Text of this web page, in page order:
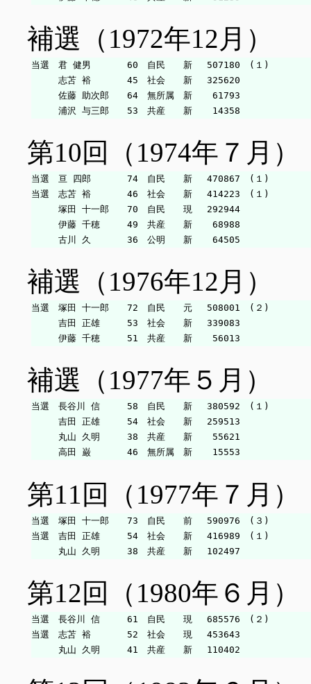
補選（1972年12月）
当選　君 健男　　　　60　自民　　新　 507180　(１)
志苫 裕　　　　45　社会　　新　 325620
佐藤 助次郎　　64　無所属　新　  61793
第10回（1974年７月）
当選　亘 四郎　　　　74　自民　　新　 470867　(１)
当選　志苫 裕　　　　46　社会　　新　 414223　(１)
塚田 十一郎　　70　自民　　現　 292944
伊藤 千穂　　　49　共産　　新　  68988
補選（1976年12月）
当選　塚田 十一郎　　72　自民　　元　 508001　(２)
吉田 正雄　　　53　社会　　新　 339083
補選（1977年５月）
当選　長谷川 信　　　58　自民　　新　 380592　(１)
吉田 正雄　　　54　社会　　新　 259513
丸山 久明　　　38　共産　　新　  55621
第11回（1977年７月）
当選　塚田 十一郎　　73　自民　　前　 590976　(３)
当選　吉田 正雄　　　54　社会　　新　 416989　(１)
第12回（1980年６月）
当選　長谷川 信　　　61　自民　　現　 685576　(２)
当選　志苫 裕　　　　52　社会　　現　 453643